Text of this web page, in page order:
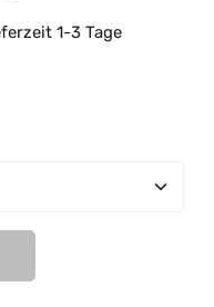
1-3 Tage
Wert ein